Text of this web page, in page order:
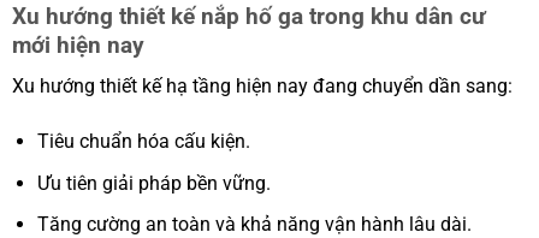
Xu hướng thiết kế nắp hố ga trong khu dân cư
mới hiện nay
Xu hướng thiết kế hạ tầng hiện nay đang chuyển dần sang:
Tiêu chuẩn hóa cấu kiện.
Ưu tiên giải pháp bền vững.
Tăng cường an toàn và khả năng vận hành lâu dài.